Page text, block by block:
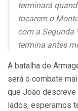
terminará
tocarem o
com a Segunda
termina antes
A batalha de
será o combate
que João
lados, esperamos